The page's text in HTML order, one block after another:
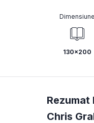
Dimensiune
130x200
Chris